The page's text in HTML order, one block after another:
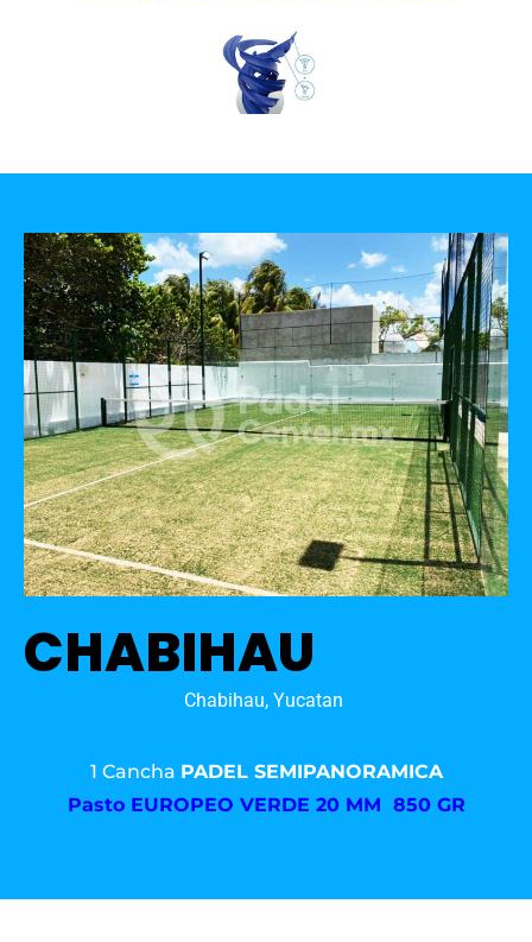
CHABIHAU
Chabihau, Yucatan
1 Cancha PADEL SEMIPANORAMICA
Pasto EUROPEO VERDE 20 MM 850 GR